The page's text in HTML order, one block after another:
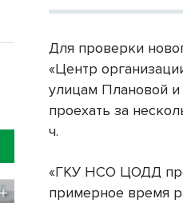
Для проверки
«Центр
улицам Плановой
проехать за
ч.
«ГКУ НСО ЦОДД
примерное время